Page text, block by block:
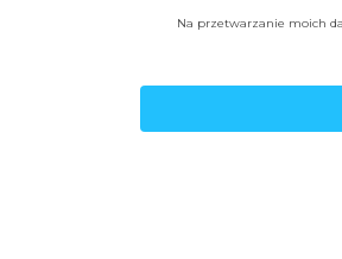
Na przetwarzanie moich